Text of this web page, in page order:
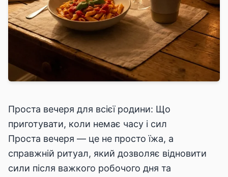
Проста вечеря для всієї родини: Що
приготувати, коли немає часу і сил
Проста вечеря — це не просто їжа, а
справжній ритуал, який дозволяє відновити
сили після важкого робочого дня та